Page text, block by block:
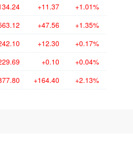
+11.37 +1.01%
+47.56 +1.35%
+12.30 +0.17%
+0.10 +0.04%
+164.40 +2.13%